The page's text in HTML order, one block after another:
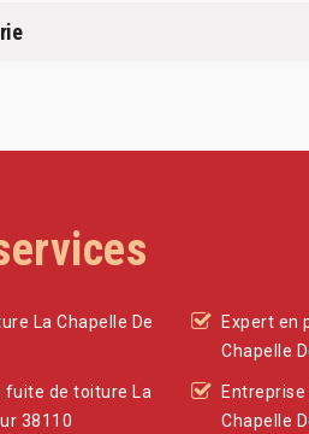
La Chapelle De
fuite de toiture La
38110
Expert en
Chapelle
Chapelle